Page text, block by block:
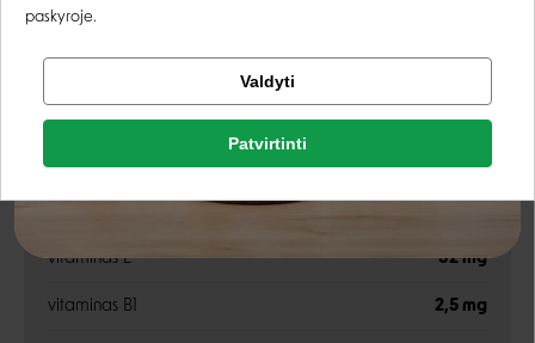
Rašyti atsiliepimą
vitaminas E 32 mg
vitaminas B1 2,5 mg
Rašyti atsiliepimą
Facebook
paskyroje.
Valdyti
Patvirtinti